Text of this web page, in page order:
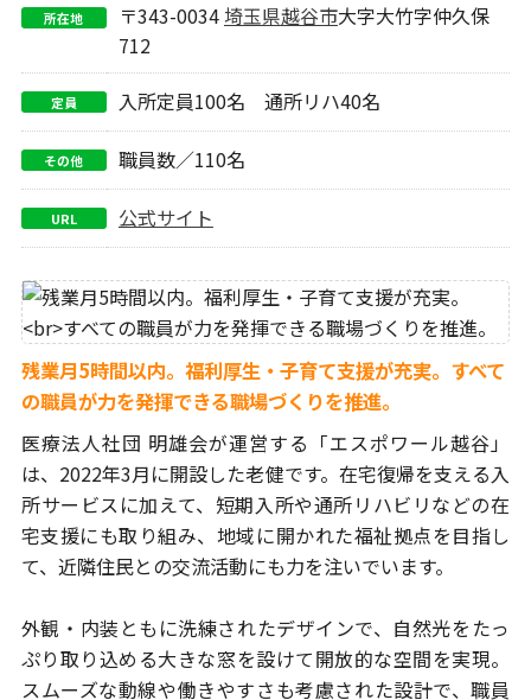
所在地 〒343-0034埼玉県越谷市大字大竹字仲久保
712
定員 入所定員100名 通所リハ40名
その他 職員数／110名
URL 公式サイト
残業月5時間以内。福利厚生・子育て支援が充実。 すべて
の職員が力を発揮できる職場づくりを推進。
医療法人社団 明雄会が運営する「エスポワール越谷」
は、2022年3月に開設した老健です。在宅復帰を支える入
所サービスに加えて、短期入所や通所リハビリなどの在
宅支援にも取り組み、地域に開かれた福祉拠点を目指し
て、近隣住民との交流活動にも力を注いでいます。
外観・内装ともに洗練されたデザインで、自然光をたっ
ぷり取り込める大きな窓を設けて開放的な空間を実現。
スムーズな動線や働きやすさも考慮された設計で、職員